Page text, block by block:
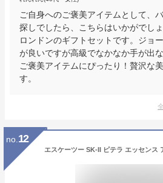
ご自身へのご褒美アイテムとして、
探しでしたら、こちらはいかがでし
ロンドンのギフトセットです。ジョ
が良いですが高級でなかなか手が出
ご褒美アイテムにぴったり！贅沢な
す。
no. 12